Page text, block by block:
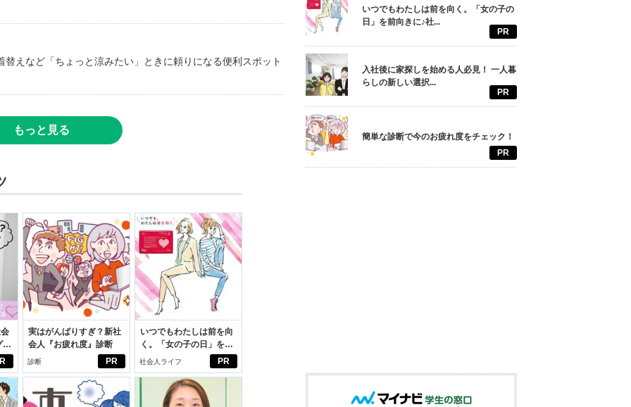
えなど「ちょっと涼みたい」ときに頼りになる便利スポット
もっと見る
選
PR
実はがんばりすぎ？新社
会人『お疲れ度』診断
診断 PR
いつでもわたしは前を向
く。「女の子の日」を前
向きに♪社会人エリ・大
社会人ライフ
いつでもわたしは前を向く。「女の子の
日」を前向きに♪社...
PR
入社後に家探しを始める人必見！ 一人暮
らしの新しい選択...
PR
簡単な診断で今のお疲れ度をチェック！
PR